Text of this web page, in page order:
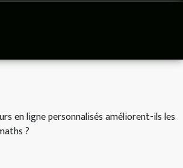
en ligne personnalisés améliorent-ils les
?